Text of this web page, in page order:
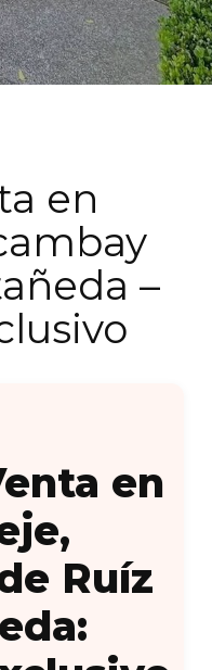
en
–
en
Ruíz